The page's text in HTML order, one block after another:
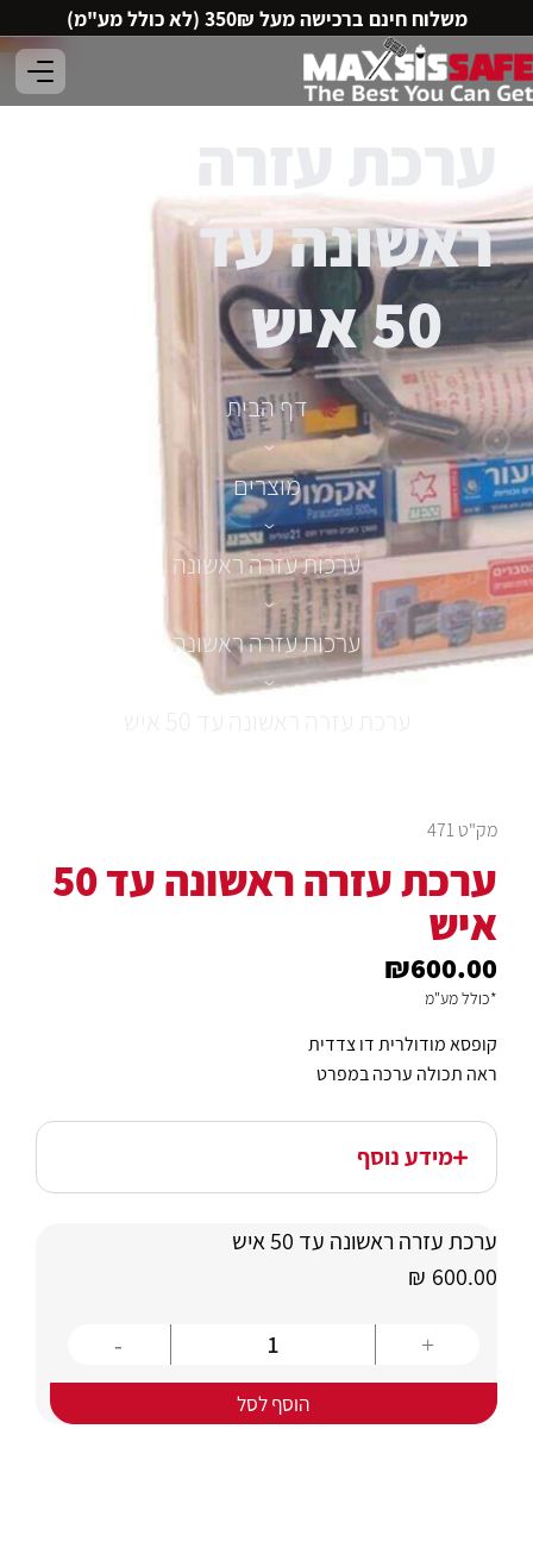
משלוח חינם ברכישה מעל 350₪ (לא כולל מע"מ)
ראשונה עד
50 איש
דף הבית
›
מוצרים
›
ערכות עזרה ראשונה
›
ערכות עזרה ראשונה
›
מק"ט 471
ערכת עזרה ראשונה עד 50
איש
₪600.00
*כולל מע"מ
קופסא מודולרית דו צדדית
ראה תכולה ערכה במפרט
מידע נוסף
ערכת עזרה ראשונה עד 50 איש
₪ 600.00
הוסף לסל